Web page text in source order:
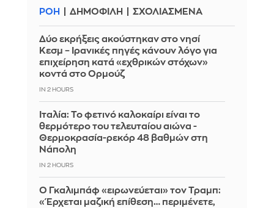
ΡΟΗ ΔΗΜΟΦΙΛΗ ΣΧΟΛΙΑΣΜΕΝΑ
Δύο εκρήξεις ακούστηκαν στο νησί
Κεσμ – Ιρανικές πηγές κάνουν λόγο για
επιχείρηση κατά «εχθρικών στόχων»
κοντά στο Ορμούζ
IN 2 HOURS
Ιταλία: To φετινό καλοκαίρι είναι το
θερμότερο του τελευταίου αιώνα -
Θερμοκρασία-ρεκόρ 48 βαθμών στη
Νάπολη
IN 2 HOURS
Ο Γκαλιμπάφ «ειρωνεύεται» τον Τραμπ:
«Έρχεται μαζική επίθεση… περιμένετε,